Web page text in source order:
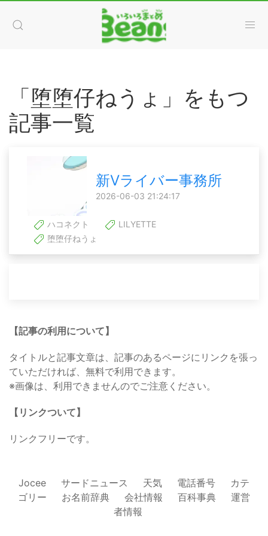
「堕堕仔ねうょ」をもつ
記事一覧
新Vライバー事務所
2026-06-03 21:24:17
ハコネクト
LILYETTE
堕堕仔ねうょ
【記事の利用について】
タイトルと記事文章は、記事のあるページにリンクを張っ
ていただければ、無料で利用できます。
※画像は、利用できませんのでご注意ください。
【リンクついて】
リンクフリーです。
Jocee サードニュース 天気 電話番号
カテ
ゴリー
お名前辞典 会社情報 百科事典
運営
者情報